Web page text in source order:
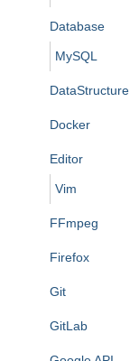
Database
MySQL
DataStructure
Docker
Editor
Vim
FFmpeg
Firefox
Git
GitLab